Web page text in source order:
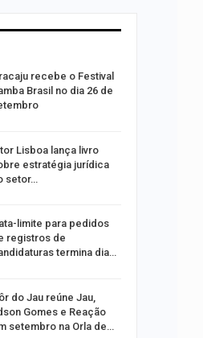
recebe o Festival
Brasil no dia 26 de
Lisboa lança livro
estratégia jurídica
setor…
limite para pedidos
registros de
termina dia…
do Jau reúne Jau,
Gomes e Reação
setembro na Orla de…